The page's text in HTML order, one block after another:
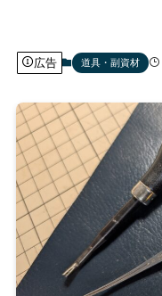
広告 道具・副資材